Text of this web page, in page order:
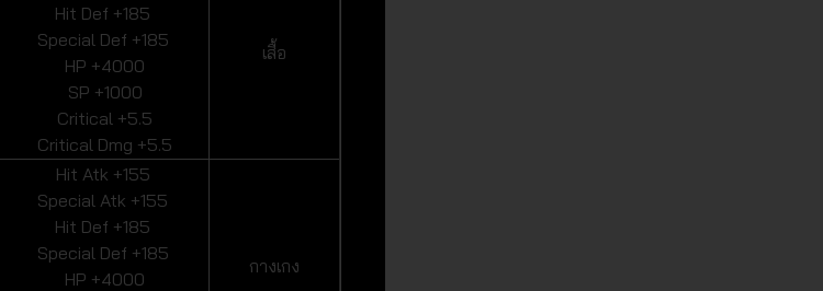
Hit Def +185
Special Def +185
HP +4000
SP +1000
Critical +5.5
Critical Dmg +5.5
เสื้อ
Hit Atk +155
Special Atk +155
Hit Def +185
Special Def +185
HP +4000
กางเกง